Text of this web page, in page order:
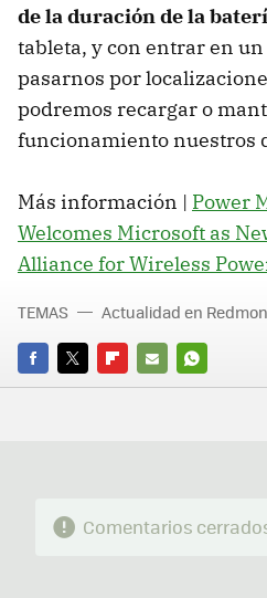
de la duración de la
tableta, y con entrar en
pasarnos por
podremos recargar o
funcionamiento nuestros
Más información | Power
Welcomes Microsoft as
Alliance for Wireless
FACEBOOK
TWITTERFLIPBOARD
E-
WHATSAPP
TEMAS Actualidad en
Comentarios